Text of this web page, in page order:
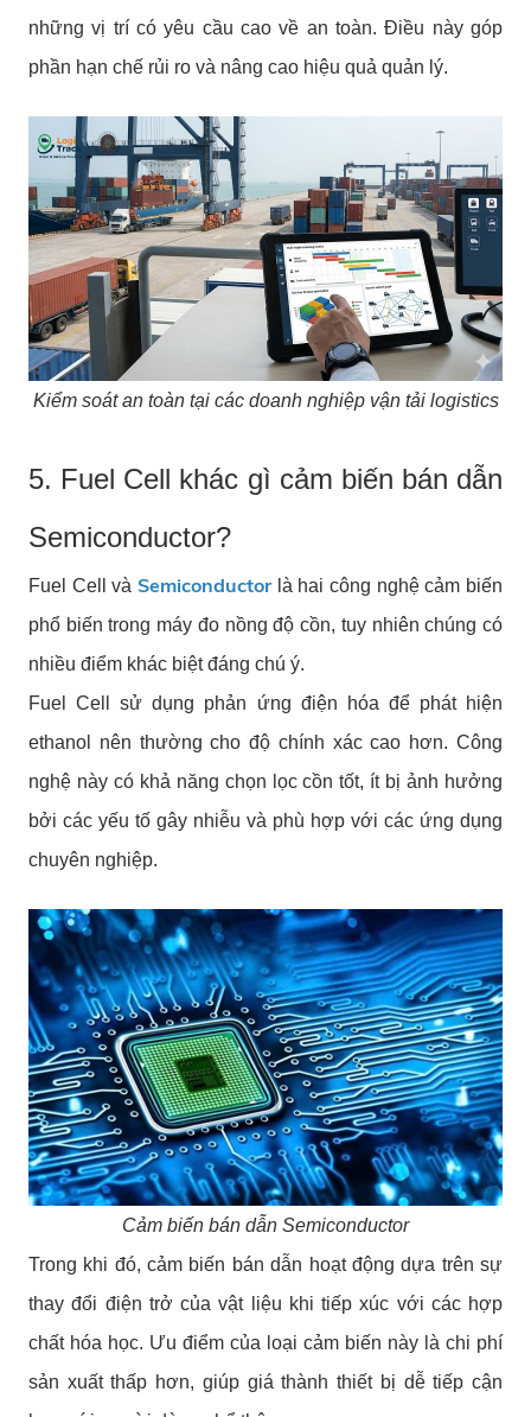
những vị trí có yêu cầu cao về an toàn. Điều này góp
phần hạn chế rủi ro và nâng cao hiệu quả quản lý.
Kiểm soát an toàn tại các doanh nghiệp vận tải logistics
5. Fuel Cell khác gì cảm biến bán dẫn
Semiconductor?
Fuel Cell và Semiconductor là hai công nghệ cảm biến
phổ biến trong máy đo nồng độ cồn, tuy nhiên chúng có
nhiều điểm khác biệt đáng chú ý.
Fuel Cell sử dụng phản ứng điện hóa để phát hiện
ethanol nên thường cho độ chính xác cao hơn. Công
nghệ này có khả năng chọn lọc cồn tốt, ít bị ảnh hưởng
bởi các yếu tố gây nhiễu và phù hợp với các ứng dụng
chuyên nghiệp.
Cảm biến bán dẫn Semiconductor
Trong khi đó, cảm biến bán dẫn hoạt động dựa trên sự
thay đổi điện trở của vật liệu khi tiếp xúc với các hợp
chất hóa học. Ưu điểm của loại cảm biến này là chi phí
sản xuất thấp hơn, giúp giá thành thiết bị dễ tiếp cận